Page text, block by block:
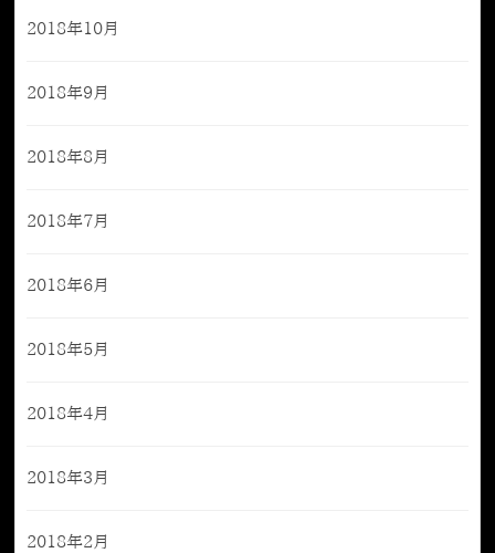
2018年10月
2018年9月
2018年8月
2018年7月
2018年6月
2018年5月
2018年4月
2018年3月
2018年2月